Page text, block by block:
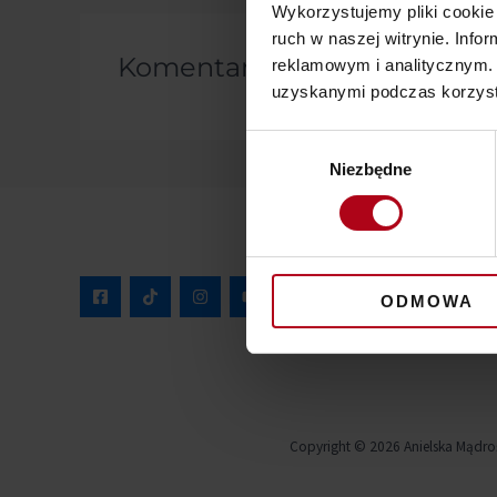
Wykorzystujemy pliki
ruch w naszej witrynie.
reklamowym i
uzyskanymi podczas
Niezbędne
ODMOWA
Komentarze
Copyright © 2026 Anielska